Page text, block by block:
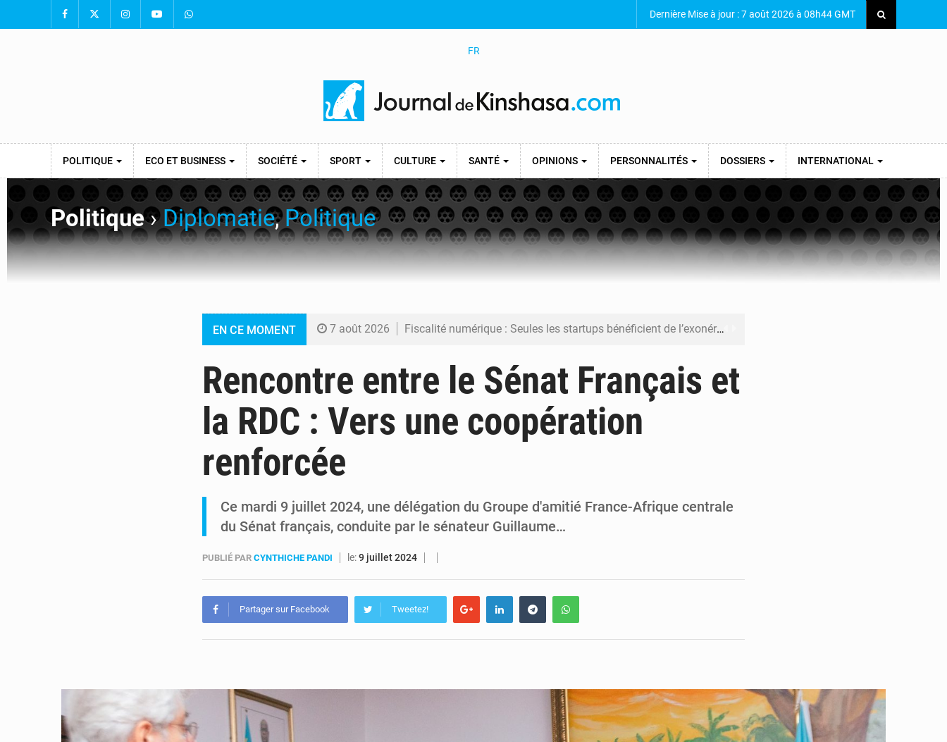
Dernière Mise à jour : 7 août 2026 à 08h44 GMT
FR
POLITIQUE ECO ET BUSINESS SOCIÉTÉ SPORT CULTURE SANTÉ OPINIONS PERSONNALITÉS DOSSIERS INTERNATIONAL
Politique›Diplomatie,Politique
EN CE MOMENT 7 août 2026 Fiscalité numérique : Seules les startups bénéficient de l’exonération, mais l’arrêté interministériel reste en vigueur (Mise au point)
6 août 2026 Comment des milliers d’Africains protègent et font fructifier leur argent avec l’USDT
6 août 2026 RDC : Raïssa Malu lance les préparatifs d’une Table ronde nationale sur l’éducation inclusive des enfants handicapés
6 août 2026
Rencontre entre le Sénat Français et
la RDC : Vers une coopération
renforcée
Ce mardi 9 juillet 2024, une délégation du Groupe d'amitié France-Afrique centrale
du Sénat français, conduite par le sénateur Guillaume…
PUBLIÉ PAR CYNTHICHE PANDI le:9 juillet 2024
Partager sur Facebook Tweetez!